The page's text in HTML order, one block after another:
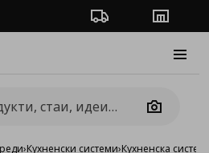
Проследяване на
Camera
›Кухненски системи›Кухненска